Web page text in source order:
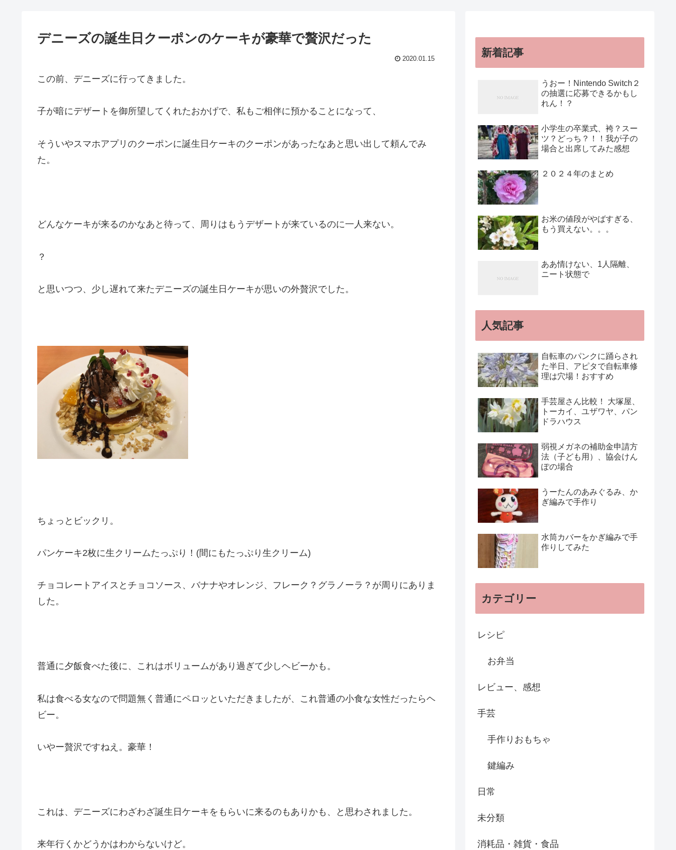
デニーズの誕生日クーポンのケーキが豪華で贅沢だった
2020.01.15
この前、デニーズに行ってきました。
子が暗にデザートを御所望してくれたおかげで、私もご相伴に預かることになって、
そういやスマホアプリのクーポンに誕生日ケーキのクーポンがあったなあと思い出して頼んでみ
た。
どんなケーキが来るのかなあと待って、周りはもうデザートが来ているのに一人来ない。
？
と思いつつ、少し遅れて来たデニーズの誕生日ケーキが思いの外贅沢でした。
ちょっとビックリ。
パンケーキ2枚に生クリームたっぷり！(間にもたっぷり生クリーム)
チョコレートアイスとチョコソース、バナナやオレンジ、フレーク？グラノーラ？が周りにありま
した。
普通に夕飯食べた後に、これはボリュームがあり過ぎて少しヘビーかも。
私は食べる女なので問題無く普通にペロッといただきましたが、これ普通の小食な女性だったらヘ
ビー。
いやー贅沢ですねえ。豪華！
これは、デニーズにわざわざ誕生日ケーキをもらいに来るのもありかも、と思わされました。
来年行くかどうかはわからないけど。
新着記事
うおー！Nintendo Switch２
の抽選に応募できるかもし
れん！？
小学生の卒業式、袴？スー
ツ？どっち？！！我が子の
場合と出席してみた感想
２０２４年のまとめ
お米の値段がやばすぎる、
もう買えない。。。
ああ情けない、1人隔離、
ニート状態で
人気記事
自転車のパンクに踊らされ
た半日、アピタで自転車修
理は穴場！おすすめ
手芸屋さん比較！ 大塚屋、
トーカイ、ユザワヤ、パン
ドラハウス
弱視メガネの補助金申請方
法（子ども用）、協会けん
ぽの場合
うーたんのあみぐるみ、か
ぎ編みで手作り
水筒カバーをかぎ編みで手
作りしてみた
カテゴリー
レシピ
お弁当
レビュー、感想
手芸
手作りおもちゃ
鍵編み
日常
未分類
消耗品・雑貨・食品